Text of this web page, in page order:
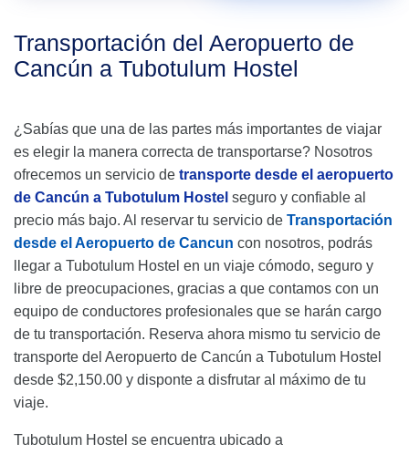
Transportación del Aeropuerto de
Cancún a Tubotulum Hostel
¿Sabías que una de las partes más importantes de viajar
es elegir la manera correcta de transportarse? Nosotros
ofrecemos un servicio de transporte desde el aeropuerto
de Cancún a Tubotulum Hostel seguro y confiable al
precio más bajo. Al reservar tu servicio de Transportación
desde el Aeropuerto de Cancun con nosotros, podrás
llegar a Tubotulum Hostel en un viaje cómodo, seguro y
libre de preocupaciones, gracias a que contamos con un
equipo de conductores profesionales que se harán cargo
de tu transportación. Reserva ahora mismo tu servicio de
transporte del Aeropuerto de Cancún a Tubotulum Hostel
desde $2,150.00 y disponte a disfrutar al máximo de tu
viaje.
Tubotulum Hostel se encuentra ubicado a